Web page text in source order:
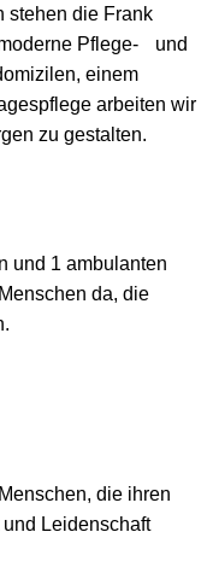
stehen die Frank
Pflege- und
einem
arbeiten wir
zu gestalten.
und 1 ambulanten
da, die
die ihren
Leidenschaft